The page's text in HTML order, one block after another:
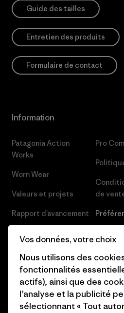
Guide des tailles
Entretien des produits
Formulaire de contact
Information
Patagonia Action
Works
Worn Wear
Valeurs et projets
Rapport d’avancement
Objectifs climatiques
1% For The Planet
Comment nous
finançons
Pro
de
Presse
Vos données, votre choix
Nous utilisons des
fonctionnalités
actifs), ainsi que des
l’analyse et la publicité
sélectionnant « Tout